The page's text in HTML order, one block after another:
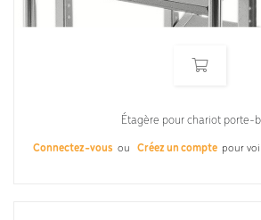
Étagère pour chariot porte-
Connectez-vous ou Créez un compte pour